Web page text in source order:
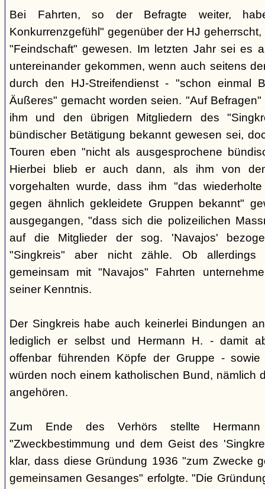
Bei Fahrten, so der Befragte weiter,
Konkurrenzgefühl" gegenüber der HJ
"Feindschaft" gewesen. Im letzten Jahr sei es
untereinander gekommen, wenn auch seitens
durch den HJ-Streifendienst - "schon einmal
Äußeres" gemacht worden seien. "Auf
ihm und den übrigen Mitgliedern des
bündischer Betätigung bekannt gewesen sei,
Touren eben "nicht als ausgesprochene
Hierbei blieb er auch dann, als ihm von
vorgehalten wurde, dass ihm "das
gegen ähnlich gekleidete Gruppen bekannt"
ausgegangen, "dass sich die polizeilichen
auf die Mitglieder der sog. 'Navajos'
"Singkreis" aber nicht zähle. Ob allerdings
gemeinsam mit "Navajos" Fahrten
seiner Kenntnis.
Der Singkreis habe auch keinerlei Bindungen
lediglich er selbst und Hermann H. - damit
offenbar führenden Köpfe der Gruppe -
würden noch einem katholischen Bund, nämlich
angehören.
Zum Ende des Verhörs stellte
"Zweckbestimmung und dem Geist des
klar, dass diese Gründung 1936 "zum Zwecke
gemeinsamen Gesanges" erfolgte. "Die